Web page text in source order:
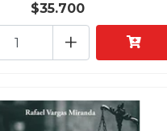
$35.700
+